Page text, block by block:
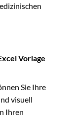
Vorlage
Sie Ihre
visuell
Ihren